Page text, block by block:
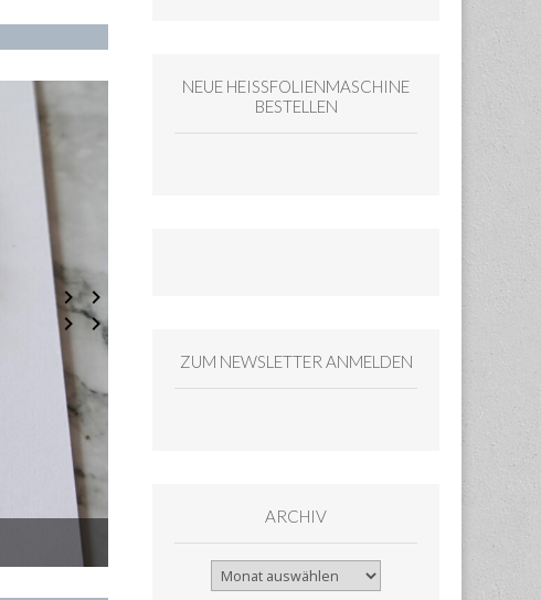
Pop Up – Heideblüte, Grüner Apfel
NEUE HEISSFOLIENMASCHINE
BESTELLEN
ZUM NEWSLETTER ANMELDEN
ARCHIV
Archiv